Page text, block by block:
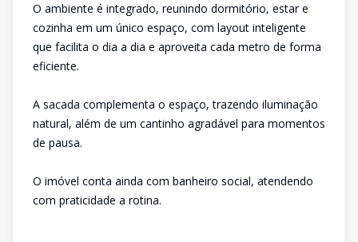
O ambiente é integrado, reunindo dormitório, estar e
cozinha em um único espaço, com layout inteligente
que facilita o dia a dia e aproveita cada metro de forma
eficiente.
A sacada complementa o espaço, trazendo iluminação
natural, além de um cantinho agradável para momentos
de pausa.
O imóvel conta ainda com banheiro social, atendendo
com praticidade a rotina.